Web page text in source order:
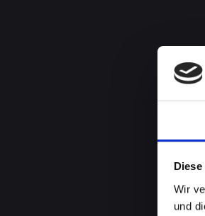
Wir
und